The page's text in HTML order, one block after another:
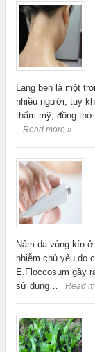
Lang ben là một
nhiều người, tuy
thẩm mỹ, đồng
Read more »
Nấm da vùng kín
nhiễm chủ yếu do
E.Floccosum gây
sử dụng…
Read